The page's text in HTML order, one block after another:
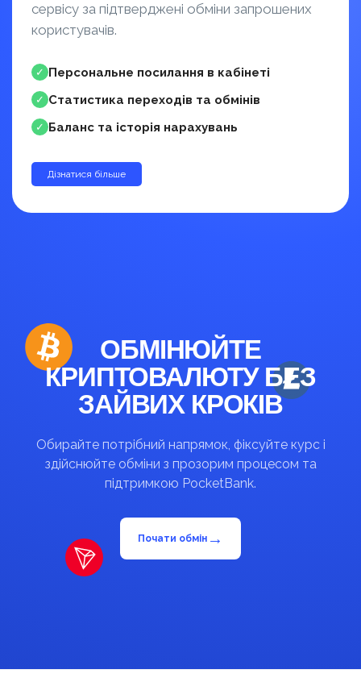
сервісу за підтверджені обміни запрошених
користувачів.
✓ Персональне посилання в кабінеті
✓ Статистика переходів та обмінів
✓ Баланс та історія нарахувань
Дізнатися більше
ОБМІНЮЙТЕ
КРИПТОВАЛЮТУ БЕЗ
ЗАЙВИХ КРОКІВ
Обирайте потрібний напрямок, фіксуйте курс і
здійснюйте обміни з прозорим процесом та
підтримкою PocketBank.
Почати обмін →